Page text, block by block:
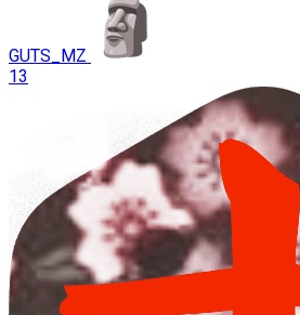
GUTS_MZ
13